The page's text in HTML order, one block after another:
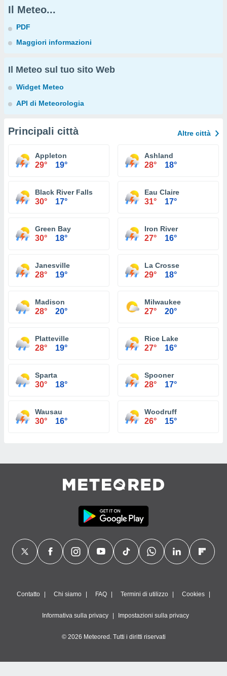
Il Meteo...
PDF
Maggiori informazioni
Il Meteo sul tuo sito Web
Widget Meteo
API di Meteorologia
Principali città Altre città
Appleton
29° 19°
Ashland
28° 18°
Black River Falls
30° 17°
Eau Claire
31° 17°
Green Bay
30° 18°
Iron River
27° 16°
Janesville
28° 19°
La Crosse
29° 18°
Madison
28° 20°
Milwaukee
27° 20°
Platteville
28° 19°
Rice Lake
27° 16°
Sparta
30° 18°
Spooner
28° 17°
Wausau
30° 16°
Woodruff
26° 15°
Contatto Chi siamo FAQ Termini di utilizzo Cookies
Informativa sulla privacy Impostazioni sulla privacy
© 2026 Meteored. Tutti i diritti riservati